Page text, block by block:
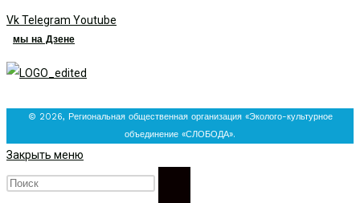
VkTelegram Youtube
мы на Дзене
© 2026, Региональная общественная организация «Эколого-культурное
объединение «СЛОБОДА».
Закрыть меню